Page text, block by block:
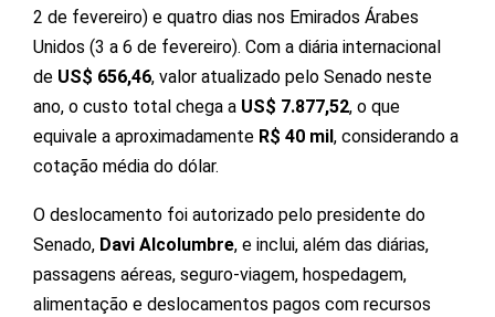
2 de fevereiro) e quatro dias nos Emirados Árabes
Unidos (3 a 6 de fevereiro). Com a diária internacional
de US$ 656,46, valor atualizado pelo Senado neste
ano, o custo total chega a US$ 7.877,52, o que
equivale a aproximadamente R$ 40 mil , considerando a
cotação média do dólar.
O deslocamento foi autorizado pelo presidente do
Senado, Davi Alcolumbre, e inclui, além das diárias,
passagens aéreas, seguro-viagem, hospedagem,
alimentação e deslocamentos pagos com recursos